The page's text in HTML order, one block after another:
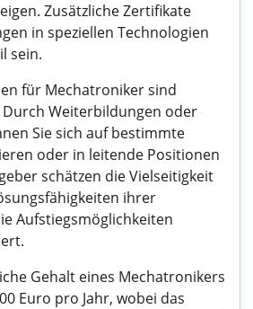
Zusätzliche Zertifikate
in speziellen Technologien
sein.
für Mechatroniker sind
Weiterbildungen oder
Sie sich auf bestimmte
oder in leitende Positionen
schätzen die Vielseitigkeit
ihrer
Aufstiegsmöglichkeiten
Gehalt eines Mechatronikers
Euro pro Jahr, wobei das